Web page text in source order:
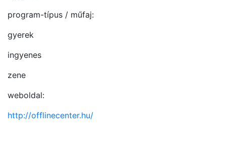
program-típus / műfaj:
gyerek
ingyenes
zene
weboldal:
http://offlinecenter.hu/